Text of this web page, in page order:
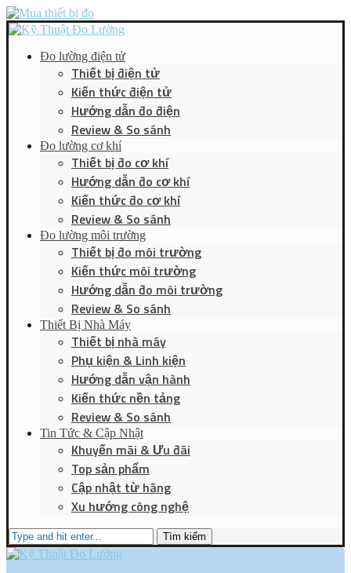
Đo lường điện tử
Thiết bị điện tử
Kiến thức điện tử
Hướng dẫn đo điện
Review & So sánh
Đo lường cơ khí
Thiết bị đo cơ khí
Hướng dẫn đo cơ khí
Kiến thức đo cơ khí
Review & So sánh
Đo lường môi trường
Thiết bị đo môi trường
Kiến thức môi trường
Hướng dẫn đo môi trường
Review & So sánh
Thiết Bị Nhà Máy
Thiết bị nhà máy
Phụ kiện & Linh kiện
Hướng dẫn vận hành
Kiến thức nền tảng
Review & So sánh
Tin Tức & Cập Nhật
Khuyến mãi & Ưu đãi
Top sản phẩm
Cập nhật từ hãng
Xu hướng công nghệ
Tìm kiếm